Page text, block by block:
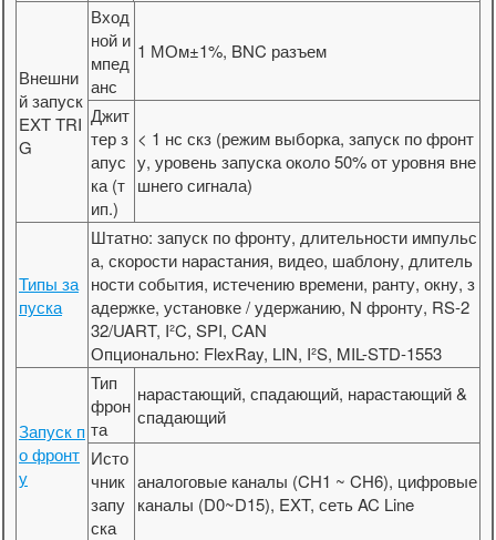
Внешни
й запуск
EXT TRI
G
Вход
ной и
мпед
анс
1 МОм±1%, BNC разъем
Джит
тер з
апус
ка (т
ип.)
< 1 нс скз (режим выборка, запуск по фронт
у, уровень запуска около 50% от уровня вне
шнего сигнала)
Типы за
пуска
Штатно: запуск по фронту, длительности импульс
а, скорости нарастания, видео, шаблону, длитель
ности события, истечению времени, ранту, окну, з
адержке, установке / удержанию, N фронту, RS-2
32/UART, I²C, SPI, CAN
Опционально: FlexRay, LIN, I²S, MIL-STD-1553
Запуск п
о фронт
у
Тип
фрон
та
нарастающий, спадающий, нарастающий &
спадающий
Исто
чник
запу
ска
аналоговые каналы (CH1 ~ CH6), цифровые
каналы (D0~D15), EXT, сеть AC Line